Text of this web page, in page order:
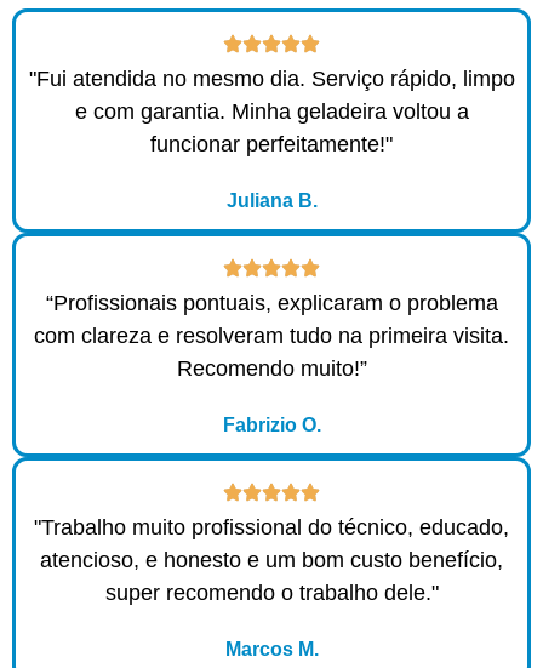
"Fui atendida no mesmo dia. Serviço rápido, limpo
e com garantia. Minha geladeira voltou a
funcionar perfeitamente!"
Juliana B.
“Profissionais pontuais, explicaram o problema
com clareza e resolveram tudo na primeira visita.
Recomendo muito!”
Fabrizio O.
"Trabalho muito profissional do técnico, educado,
atencioso, e honesto e um bom custo benefício,
super recomendo o trabalho dele."
Marcos M.